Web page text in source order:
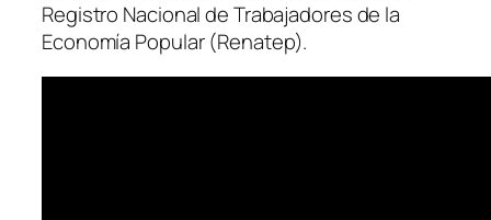
Registro Nacional de Trabajadores de la
Economía Popular(Renatep).